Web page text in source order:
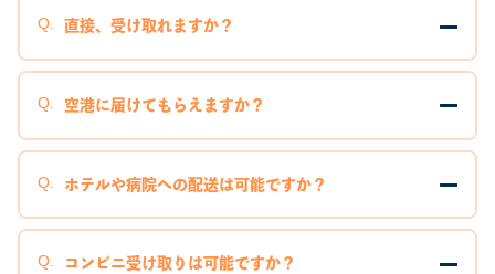
直接、受け取れますか？
空港に届けてもらえますか？
ホテルや病院への配送は可能ですか？
コンビニ受け取りは可能ですか？